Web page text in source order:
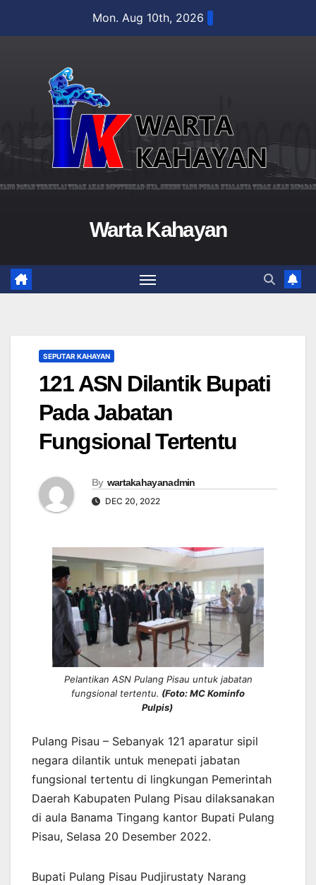
Mon. Aug 10th, 2026
Warta Kahayan
SEPUTAR KAHAYAN
121 ASN Dilantik Bupati
Pada Jabatan
Fungsional Tertentu
By wartakahayanadmin
DEC 20, 2022
Pelantikan ASN Pulang Pisau untuk jabatan
fungsional tertentu. (Foto: MC Kominfo
Pulpis)
Pulang Pisau – Sebanyak 121 aparatur sipil
negara dilantik untuk menepati jabatan
fungsional tertentu di lingkungan Pemerintah
Daerah Kabupaten Pulang Pisau dilaksanakan
di aula Banama Tingang kantor Bupati Pulang
Pisau, Selasa 20 Desember 2022.
Bupati Pulang Pisau Pudjirustaty Narang